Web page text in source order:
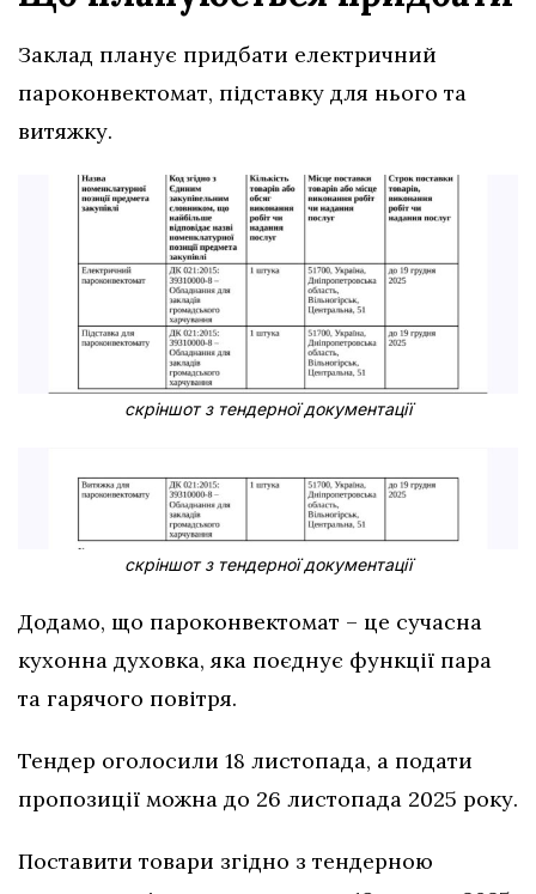
Заклад планує придбати електричний
пароконвектомат, підставку для нього та
витяжку.
скріншот з тендерної документації
скріншот з тендерної документації
Додамо, що пароконвектомат – це сучасна
кухонна духовка, яка поєднує функції пара
та гарячого повітря.
Тендер оголосили 18 листопада, а подати
пропозиції можна до 26 листопада 2025 року.
Поставити товари згідно з тендерною